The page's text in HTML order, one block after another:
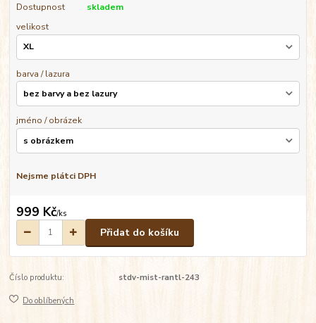
Dostupnost
skladem
velikost
barva / lazura
jméno / obrázek
Nejsme plátci DPH
999 Kč/ks
Přidat do košíku
Číslo produktu: stdv-mist-rantl-243
Do oblíbených